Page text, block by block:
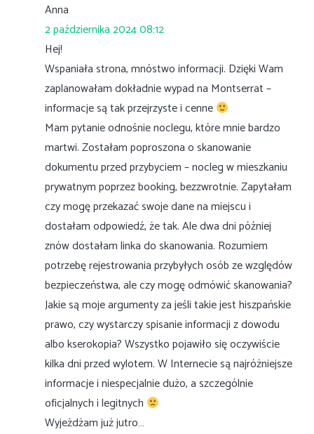
Anna
2 października 2024 08:12
Hej!
Wspaniała strona, mnóstwo informacji. Dzięki Wam
zaplanowałam dokładnie wypad na Montserrat –
informacje są tak przejrzyste i cenne
Mam pytanie odnośnie noclegu, które mnie bardzo
martwi. Zostałam poproszona o skanowanie
dokumentu przed przybyciem – nocleg w mieszkaniu
prywatnym poprzez booking, bezzwrotnie. Zapytałam
czy mogę przekazać swoje dane na miejscu i
dostałam odpowiedź, że tak. Ale dwa dni później
znów dostałam linka do skanowania. Rozumiem
potrzebę rejestrowania przybyłych osób ze względów
bezpieczeństwa, ale czy mogę odmówić skanowania?
Jakie są moje argumenty za jeśli takie jest hiszpańskie
prawo, czy wystarczy spisanie informacji z dowodu
albo kserokopia? Wszystko pojawiło się oczywiście
kilka dni przed wylotem. W Internecie są najróżniejsze
informacje i niespecjalnie dużo, a szczególnie
oficjalnych i legitnych
Wyjeżdżam już jutro…